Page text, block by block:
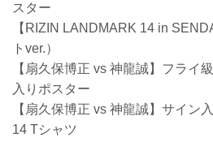
スター
【RIZIN LANDMARK 14 in
トver.）
【扇久保博正 vs 神龍誠】フライ
入りポスター
【扇久保博正 vs 神龍誠】サイン
14 Tシャツ